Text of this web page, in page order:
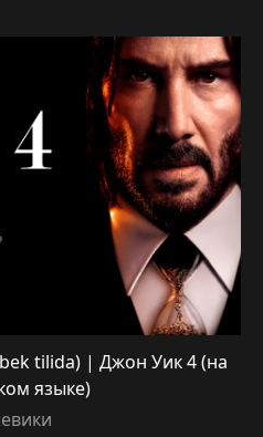
tilida) | Джон Уик 4 (на
языке)